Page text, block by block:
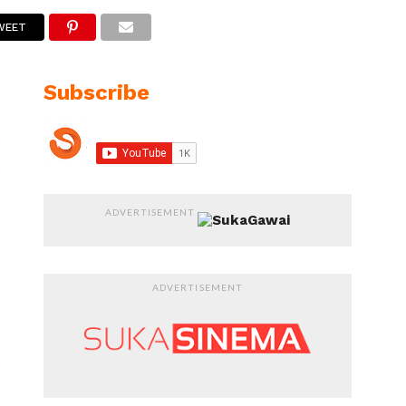
Subscribe
ADVERTISEMENT
ADVERTISEMENT